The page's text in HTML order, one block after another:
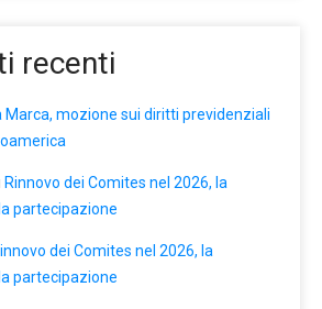
recenti
Marca, mozione sui diritti previdenziali
Rinnovo dei Comites nel 2026, la
partecipazione
dei Comites nel 2026, la
partecipazione